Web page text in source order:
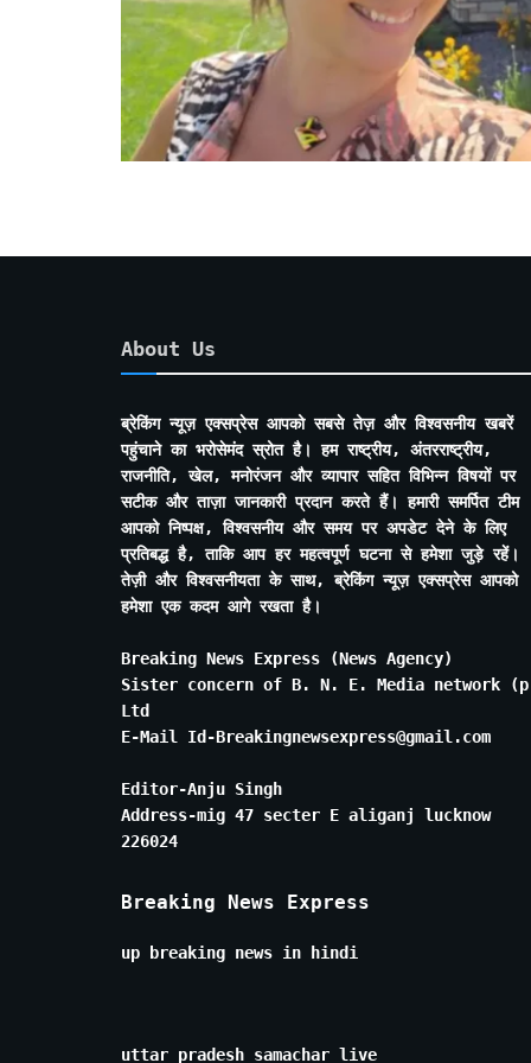
About Us
ब्रेकिंग न्यूज़ एक्सप्रेस आपको सबसे तेज़ और विश्वसनीय खबरें
पहुंचाने का भरोसेमंद स्रोत है। हम राष्ट्रीय, अंतरराष्ट्रीय,
राजनीति, खेल, मनोरंजन और व्यापार सहित विभिन्न विषयों पर
सटीक और ताज़ा जानकारी प्रदान करते हैं। हमारी समर्पित टीम
आपको निष्पक्ष, विश्वसनीय और समय पर अपडेट देने के लिए
प्रतिबद्ध है, ताकि आप हर महत्वपूर्ण घटना से हमेशा जुड़े रहें।
तेज़ी और विश्वसनीयता के साथ, ब्रेकिंग न्यूज़ एक्सप्रेस आपको
हमेशा एक कदम आगे रखता है।
Breaking News Express (News Agency)
Sister concern of B. N. E. Media network
Ltd
E-Mail Id-Breakingnewsexpress@gmail.com
Editor-Anju Singh
Address-mig 47 secter E aliganj lucknow
226024
Breaking News Express
up breaking news in hindi
uttar pradesh samachar live